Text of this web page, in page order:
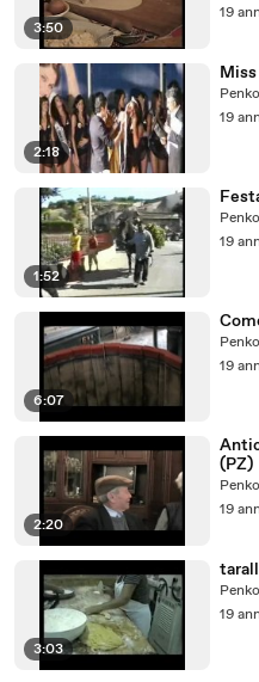
3:50
19
2:18
19
1:52
19
6:07
19
2:20
(PZ)
19
3:03
19